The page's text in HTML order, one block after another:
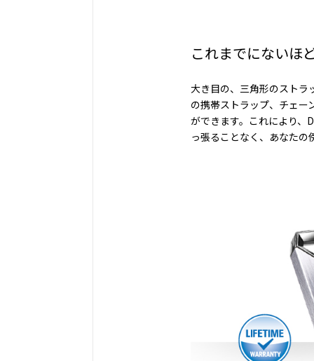
これまでにないほ
大き目の、三角形のストラ
の携帯ストラップ、チェー
ができます。これにより
っ張ることなく、あなたの